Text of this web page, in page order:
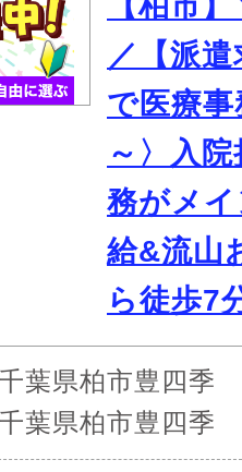
／【派
で医療
～〉入
務がメ
給&流山
ら徒歩7
葉県柏市豊四季
葉県柏市豊四季